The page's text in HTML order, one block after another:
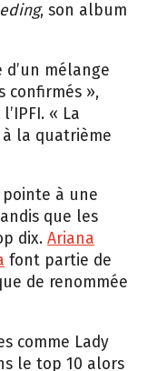
, son album
d’un mélange
confirmés »,
« La
la quatrième
à une
que les
dix. Ariana
font partie de
de renommée
comme Lady
le top 10 alors